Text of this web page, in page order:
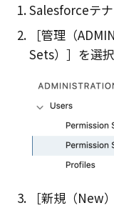
Salesforceテナ
管理（
Sets）
を選
新規（New）